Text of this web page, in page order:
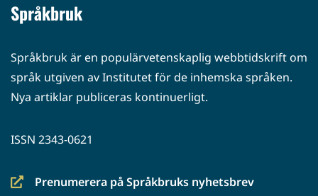
Språkbruk
Språkbruk är en populärvetenskaplig webbtidskrift om
språk utgiven av Institutet för de inhemska språken.
Nya artiklar publiceras kontinuerligt.
ISSN 2343-0621
Prenumerera på Språkbruks nyhetsbrev
(siirryt